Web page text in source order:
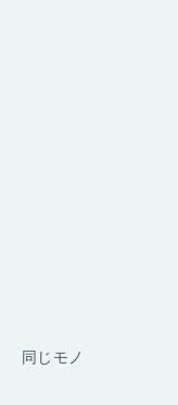
同じモノ